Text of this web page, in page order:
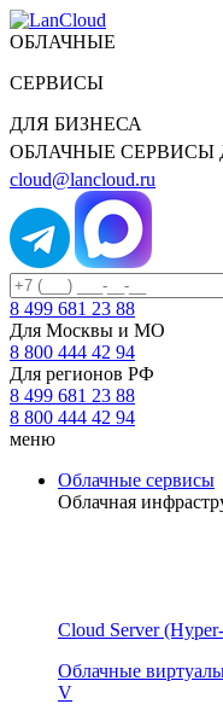
ОБЛАЧНЫЕ
СЕРВИСЫ
ДЛЯ БИЗНЕСА
ОБЛАЧНЫЕ СЕРВИСЫ
cloud@lancloud.ru
8 499 681 23 88
Для Москвы и МО
8 800 444 42 94
Для регионов РФ
8 499 681 23 88
8 800 444 42 94
меню
Облачные сервисы
Облачная
Cloud Server
Облачные
V